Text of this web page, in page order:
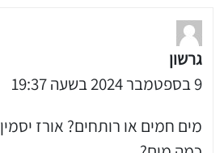
גרשון
9 בספטמבר 2024 בשעה 19:37
מים חמים או רותחים? אורז